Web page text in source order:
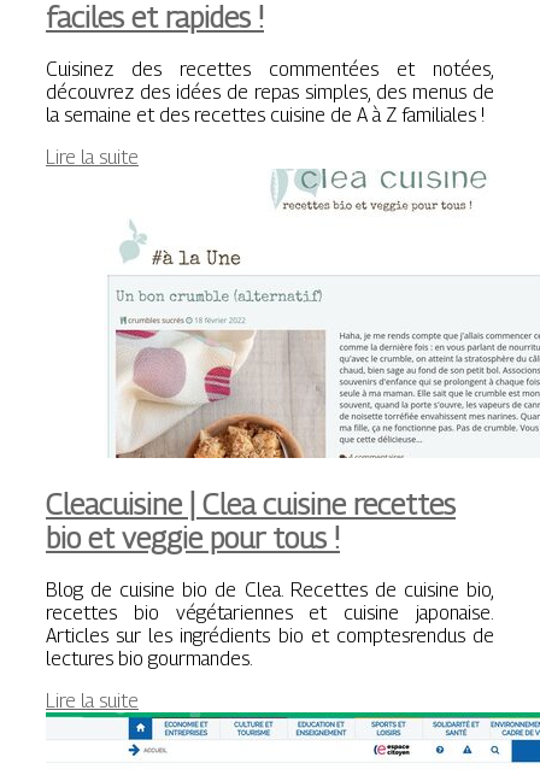
faciles et rapides !
Cuisinez des recettes commentées et notées,
découvrez des idées de repas simples, des menus de
la semaine et des recettes cuisine de A à Z familiales !
Lire la suite
Cleacuisine | Clea cuisine recettes
bio et veggie pour tous !
Blog de cuisine bio de Clea. Recettes de cuisine bio,
recettes bio végétariennes et cuisine japonaise.
Articles sur les ingrédients bio et comptesrendus de
lectures bio gourmandes.
Lire la suite